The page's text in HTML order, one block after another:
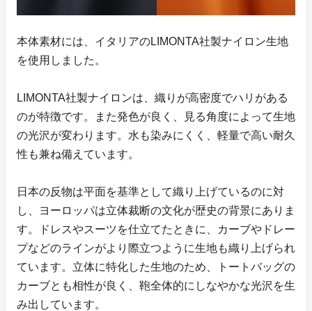
本体素材には、イタリアのLIMONTA社製ナイロン生地
を使用しました。
LIMONTA社製ナイロンは、織りが高密度でハリがある
のが特徴です。また発色が良く、見る角度によって生地
の光沢が変わります。水も染みにくく、軽量で高い耐久
性も兼ね備えています。
日本の反物は平面を基準として織り上げているのに対
し、ヨーロッパは立体裁断の文化が歴史の背景にありま
す。ドレスやスーツを仕立てたときに、カーブやドレー
プなどのラインがより際立つように生地も織り上げられ
ています。立体に特化した生地のため、トートバッグの
カーブとも相性が良く、鞄全体的にしなやかな光沢を生
み出しています。